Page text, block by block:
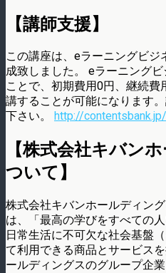
【講師支援】
この講座は、eラーニングビ
成致しました。 eラーニング
ことで、初期費用0円、継続
講することが可能になります
下さい。
http://
【株式会社キバン
ついて】
株式会社キバンホールディン
は、「最高の学びをすべての
日常生活に不可欠な社会基盤
て利用できる商品とサービス
ールディングスのグループ企業